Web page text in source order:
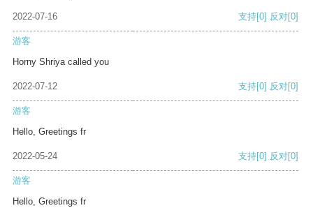
2022-07-16 支持[0] 反对[0]
游客
Horny Shriya called you
2022-07-12 支持[0] 反对[0]
游客
Hello, Greetings fr
2022-05-24 支持[0] 反对[0]
游客
Hello, Greetings fr